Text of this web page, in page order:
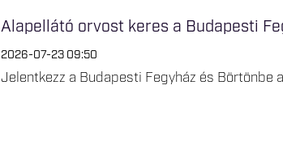
Alapellátó orvost keres a Budapesti
2026-07-23 09:50
Jelentkezz a Budapesti Fegyház és Börtönbe